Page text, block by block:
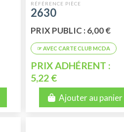
2630
PRIX PUBLIC : 6,00 €
PRIX ADHÉRENT :
5,22 €
Ajouter au panier